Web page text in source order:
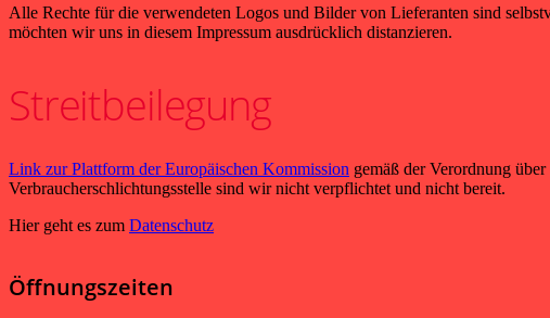
Alle Rechte für die verwendeten Logos und Bilder von Lieferanten sind
möchten wir uns in diesem Impressum ausdrücklich distanzieren.
Streitbeilegung
Link zur Plattform der Europäischen Kommission gemäß der Verordnung
Verbraucherschlichtungsstelle sind wir nicht verpflichtet und nicht bereit.
Hier geht es zum Datenschutz
Öffnungszeiten